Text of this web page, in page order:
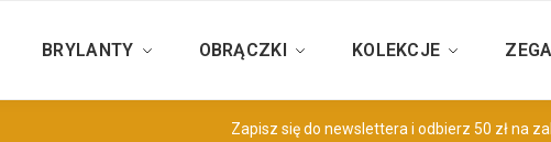
BRYLANTY OBRĄCZKI KOLEKCJE
Zapisz się do newslettera i odbierz 50 zł na